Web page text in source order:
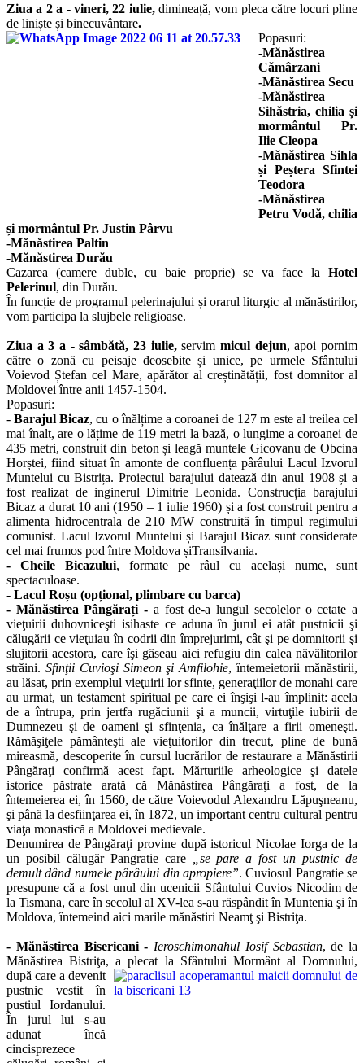
Ziua a 2 a - vineri, 22 iulie,dimineață, vom pleca către locuri pline
de liniște și binecuvântare.
Popasuri:
-Mănăstirea
Cămârzani
-Mănăstirea Secu
-Mănăstirea
Sihăstria, chilia și
mormântul Pr.
Ilie Cleopa
-Mănăstirea Sihla
și Peștera Sfintei
Teodora
-Mănăstirea
Petru Vodă, chilia
și mormântul Pr. Justin Pârvu
-Mănăstirea Paltin
-Mănăstirea Durău
Cazarea (camere duble, cu baie proprie) se va face la Hotel
Pelerinul, din Durău.
În funcție de programul pelerinajului și orarul liturgic al mănăstirilor,
vom participa la slujbele religioase.
Ziua a 3 a - sâmbătă, 23 iulie,servimmicul dejun, apoi pornim
către o zonă cu peisaje deosebite și unice, pe urmele Sfântului
Voievod Ștefan cel Mare, apărător al creștinătății, fost domnitor al
Moldovei între anii 1457-1504.
Popasuri:
- Barajul Bicaz, cu o înălțime a coroanei de 127 m este al treilea cel
mai înalt, are o lățime de 119 metri la bază, o lungime a coroanei de
435 metri, construit din beton și leagă muntele Gicovanu de Obcina
Horștei, fiind situat în amonte de confluența pârâului Lacul Izvorul
Muntelui cu Bistrița. Proiectul barajului datează din anul 1908 și a
fost realizat de inginerul Dimitrie Leonida. Construcția barajului
Bicaz a durat 10 ani (1950 – 1 iulie 1960) și a fost construit pentru a
alimenta hidrocentrala de 210 MW construită în timpul regimului
comunist. Lacul Izvorul Muntelui și Barajul Bicaz sunt considerate
cel mai frumos pod între Moldova șiTransilvania.
- Cheile Bicazului, formate pe râul cu același nume, sunt
spectaculoase.
- Lacul Roșu (opțional, plimbare cu barca)
- Mănăstirea Pângărați - a fost de-a lungul secolelor o cetate a
vieţuirii duhovniceşti isihaste ce aduna în jurul ei atât pustnicii şi
călugării ce vieţuiau în codrii din împrejurimi, cât şi pe domnitorii şi
slujitorii acestora, care îşi găseau aici refugiu din calea năvălitorilor
străini. Sfinţii Cuvioşi Simeon şi Amfilohie, întemeietorii mănăstirii,
au lăsat, prin exemplul vieţuirii lor sfinte, generaţiilor de monahi care
au urmat, un testament spiritual pe care ei înşişi l-au împlinit: acela
de a întrupa, prin jertfa rugăciunii şi a muncii, virtuţile iubirii de
Dumnezeu şi de oameni şi sfinţenia, ca înălţare a firii omeneşti.
Rămăşiţele pământeşti ale vieţuitorilor din trecut, pline de bună
mireasmă, descoperite în cursul lucrărilor de restaurare a Mănăstirii
Pângăraţi confirmă acest fapt. Mărturiile arheologice şi datele
istorice păstrate arată că Mănăstirea Pângăraţi a fost, de la
întemeierea ei, în 1560, de către Voievodul Alexandru Lăpuşneanu,
şi până la desfiinţarea ei, în 1872, un important centru cultural pentru
viaţa monastică a Moldovei medievale.
Denumirea de Pângăraţi provine după istoricul Nicolae Iorga de la
un posibil călugăr Pangratie care
„se pare a fost un pustnic de
demult dând numele pârâului din apropiere”. Cuviosul Pangratie se
presupune că a fost unul din ucenicii Sfântului Cuvios Nicodim de
la Tismana, care în secolul al XV-lea s-au răspândit în Muntenia şi în
Moldova, întemeind aici marile mănăstiri Neamţ şi Bistriţa.
- Mănăstirea Bisericani - Ieroschimonahul Iosif Sebastian, de la
Mănăstirea Bistriţa, a plecat la Sfântului Mormânt al Domnului,
după care a devenit
pustnic vestit în
pustiul Iordanului.
În jurul lui s-au
adunat încă
cincisprezece